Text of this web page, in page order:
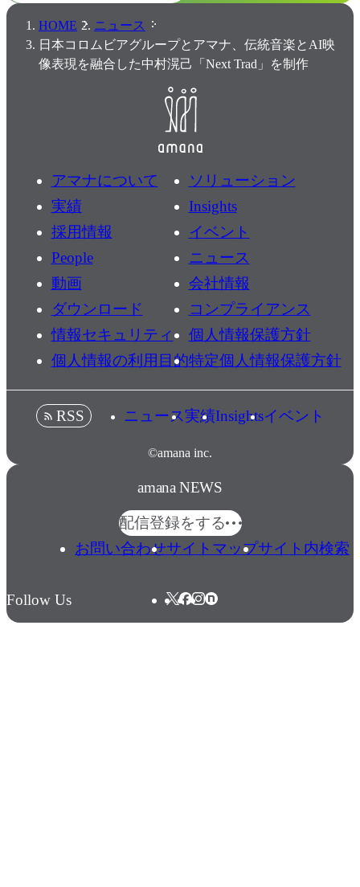
HOME
ニュース
日本コロムビアグループとアマナ、伝統音楽とAI映
像表現を融合した中村滉己「Next Trad」を制作
アマナについて
ソリューション
実績
Insights
採用情報
イベント
People
ニュース
動画
会社情報
ダウンロード
コンプライアンス
情報セキュリティ
個人情報保護方針
個人情報の利用目的特定個人情報保護方針
©amana inc.
RSS ニュース実績Insightsイベント
amana NEWS
配信登録をする
お問い合わせサイトマップサイト内検索
Follow Us